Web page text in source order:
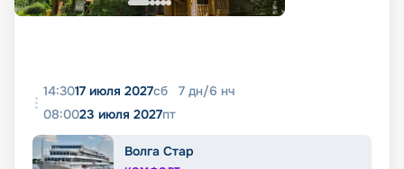
14:3017 июля 2027сб 7 дн/6 нч
08:0023 июля 2027пт
Волга Стар